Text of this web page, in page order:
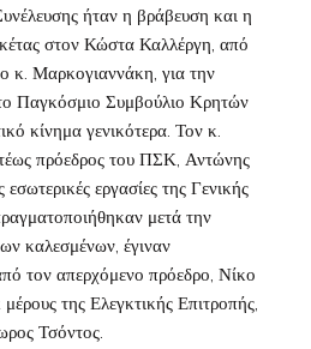
ήταν η βράβευση και η
στον Κώστα Καλλέργη, από
κ. Μαρκογιαννάκη, για την
Παγκόσμιο Συμβούλιο Κρητών
κίνημα γενικότερα. Τον κ.
πρόεδρος του ΠΣΚ, Αντώνης
εργασίες της Γενικής
μετά την
καλεσμένων, έγιναν
τον απερχόμενο πρόεδρο, Νίκο
της Ελεγκτικής Επιτροπής,
Τσόντος.